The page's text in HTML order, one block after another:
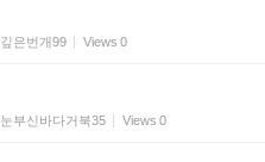
깊은번개99 Views 0
눈부신바다거북35 Views 0